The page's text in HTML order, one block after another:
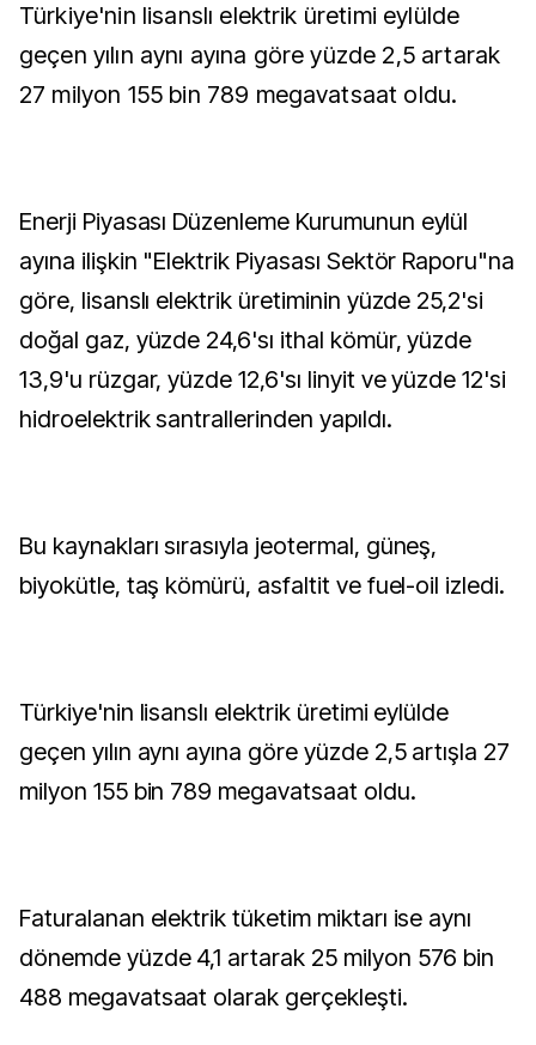
Türkiye'nin lisanslı elektrik üretimi eylülde
geçen yılın aynı ayına göre yüzde 2,5 artarak
27 milyon 155 bin 789 megavatsaat oldu.
Enerji Piyasası Düzenleme Kurumunun eylül
ayına ilişkin "Elektrik Piyasası Sektör Raporu"na
göre, lisanslı elektrik üretiminin yüzde 25,2'si
doğal gaz, yüzde 24,6'sı ithal kömür, yüzde
13,9'u rüzgar, yüzde 12,6'sı linyit ve yüzde 12'si
hidroelektrik santrallerinden yapıldı.
Bu kaynakları sırasıyla jeotermal, güneş,
biyokütle, taş kömürü, asfaltit ve fuel-oil izledi.
Türkiye'nin lisanslı elektrik üretimi eylülde
geçen yılın aynı ayına göre yüzde 2,5 artışla 27
milyon 155 bin 789 megavatsaat oldu.
Faturalanan elektrik tüketim miktarı ise aynı
dönemde yüzde 4,1 artarak 25 milyon 576 bin
488 megavatsaat olarak gerçekleşti.